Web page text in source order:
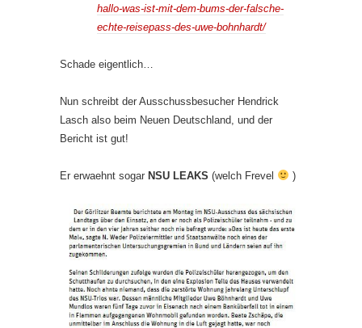
hallo-was-ist-mit-dem-bums-der-falsche-
echte-reisepass-des-uwe-bohnhardt/
Schade eigentlich…
Nun schreibt der Ausschussbesucher Hendrick
Lasch also beim Neuen Deutschland, und der
Bericht ist gut!
Er erwaehnt sogar NSU LEAKS (welch Frevel )